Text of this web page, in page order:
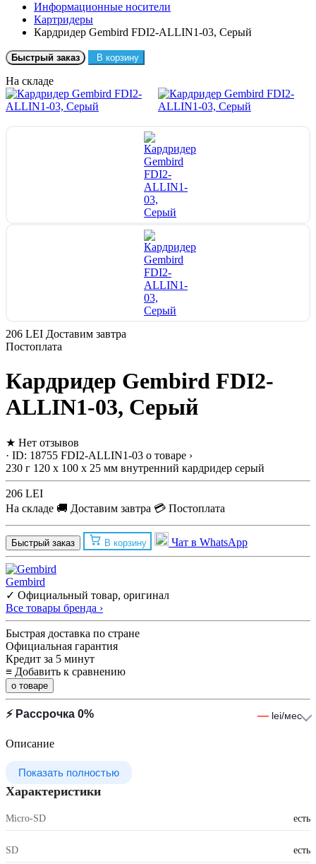
Информационные носители
Картридеры
Кардридер Gembird FDI2-ALLIN1-03, Серый
Быстрый заказ В корзину
На складе
206 LEI Доставим завтра
Постоплата
Кардридер Gembird FDI2-
ALLIN1-03, Серый
★ Нет отзывов
· ID: 18755 FDI2-ALLIN1-03 о товаре ›
230 г 120 x 100 x 25 мм внутренний кардридер серый
206 LEI
На складе 🚚 Доставим завтра 💳 Постоплата
Быстрый заказ В корзину Чат в WhatsApp
Gembird
✓ Официальный товар, оригинал
Все товары бренда ›
Быстрая доставка по стране
Официальная гарантия
Кредит за 5 минут
≡ Добавить к сравнению
о товаре
⚡ Рассрочка 0% — lei/мес
Описание
Показать полностью
Характеристики
Micro-SD есть
SD есть